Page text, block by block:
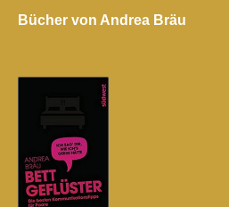
Bücher von Andrea Bräu